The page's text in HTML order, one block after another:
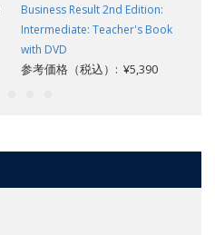
Business Result 2nd Edition:
Intermediate: Teacher's Book
with DVD
参考価格（税込）: ¥5,390